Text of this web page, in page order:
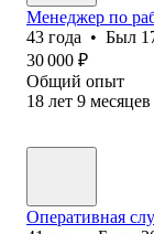
Менеджер по
43 года • Был
30 000 ₽
Общий опыт
18 лет 9 месяцев
Оперативная